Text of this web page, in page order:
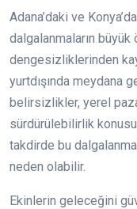
Adana’daki ve
dalgalanmaların
dengesizliklerinden
yurtdışında meydana
belirsizlikler, yerel
sürdürülebilirlik
takdirde bu
neden olabilir.
Ekinlerin geleceğini